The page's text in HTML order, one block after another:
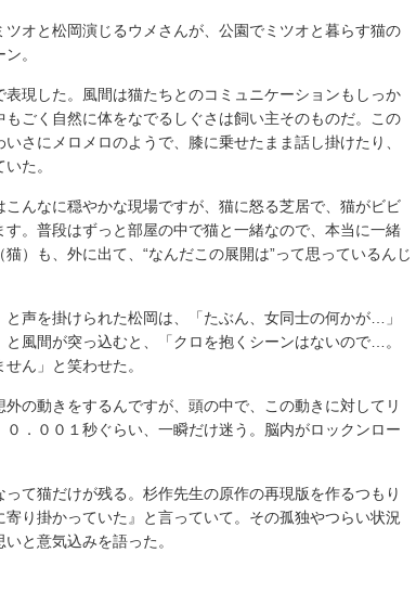
オと松岡演じるウメさんが、公園でミツオと暮らす猫の
。
現した。風間は猫たちとのコミュニケーションもしっか
ごく自然に体をなでるしぐさは飼い主そのものだ。この
さにメロメロのようで、膝に乗せたまま話し掛けたり、
た。
んなに穏やかな現場ですが、猫に怒る芝居で、猫がビビ
。普段はずっと部屋の中で猫と一緒なので、本当に一緒
）も、外に出て、“なんだこの展開は”って思っているんじ
声を掛けられた松岡は、「たぶん、女同士の何かが…」
風間が突っ込むと、「クロを抱くシーンはないので…。
ん」と笑わせた。
の動きをするんですが、頭の中で、この動きに対してリ
．００１秒ぐらい、一瞬だけ迷う。脳内がロックンロー
て猫だけが残る。杉作先生の原作の再現版を作るつもり
り掛かっていた』と言っていて。その孤独やつらい状況
と意気込みを語った。